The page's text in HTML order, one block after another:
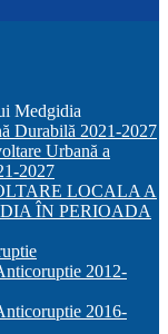
Medgidia
Durabilă 2021-2027
Urbană a
2027
LOCALA A
ÎN PERIOADA
2012-
2016-